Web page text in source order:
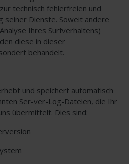
technisch fehlerfreien und
Dienste. Soweit andere
Ihres Surfverhaltens)
diese in dieser
behandelt.
und speichert automatisch
Ser-ver-Log-Dateien, die Ihr
übermittelt. Dies sind: